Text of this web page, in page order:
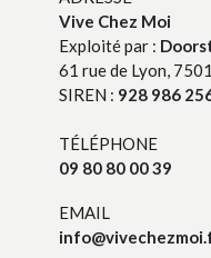
Vive Chez Moi
Exploité par :
61 rue de Lyon,
SIREN : 928 986
TÉLÉPHONE
09 80 80 00 39
EMAIL